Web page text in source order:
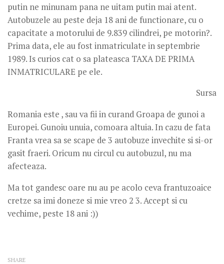
putin ne minunam pana ne uitam putin mai atent.
Autobuzele au peste deja 18 ani de functionare, cu o
capacitate a motorului de 9.839 cilindrei, pe motorin?.
Prima data, ele au fost inmatriculate in septembrie
1989. Is curios cat o sa plateasca TAXA DE PRIMA
INMATRICULARE pe ele.
Sursa
Romania este , sau va fii in curand Groapa de gunoi a
Europei. Gunoiu unuia, comoara altuia. In cazu de fata
Franta vrea sa se scape de 3 autobuze invechite si si-or
gasit fraeri. Oricum nu circul cu autobuzul, nu ma
afecteaza.
Ma tot gandesc oare nu au pe acolo ceva frantuzoaice
cretze sa imi doneze si mie vreo 2 3. Accept si cu
vechime, peste 18 ani :))
SHARE